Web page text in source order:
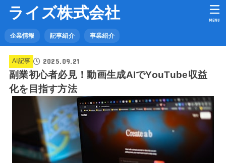
ライズ株式会社
企業情報 記事紹介 事業紹介
MENU
AI記事 2025.09.21
副業初心者必見！動画生成AIでYouTube収益
化を目指す方法